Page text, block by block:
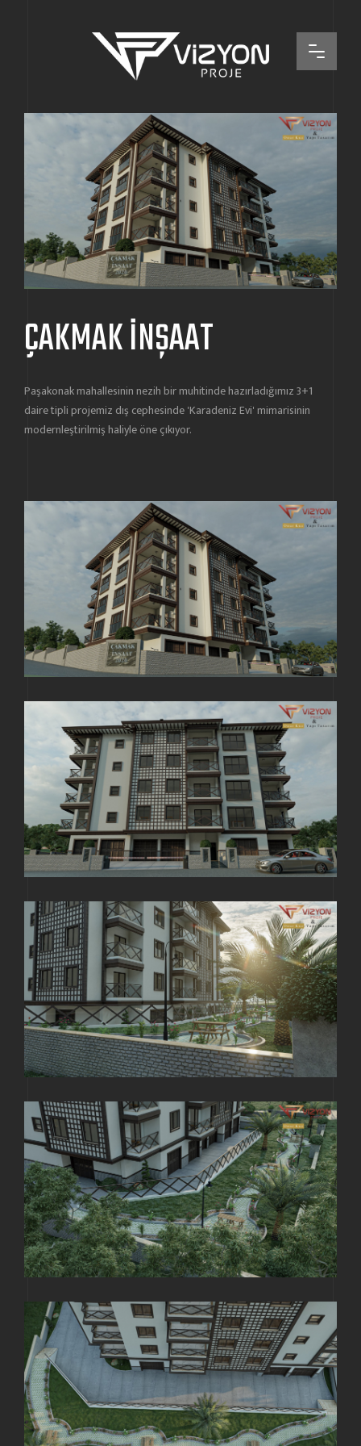
ÇAKMAK İNŞAAT
Paşakonak mahallesinin nezih bir muhitinde hazırladığımız 3+1
daire tipli projemiz dış cephesinde 'Karadeniz Evi' mimarisinin
modernleştirilmiş haliyle öne çıkıyor.